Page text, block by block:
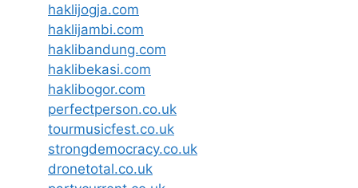
haklijogja.com
haklijambi.com
haklibandung.com
haklibekasi.com
haklibogor.com
perfectperson.co.uk
tourmusicfest.co.uk
strongdemocracy.co.uk
dronetotal.co.uk